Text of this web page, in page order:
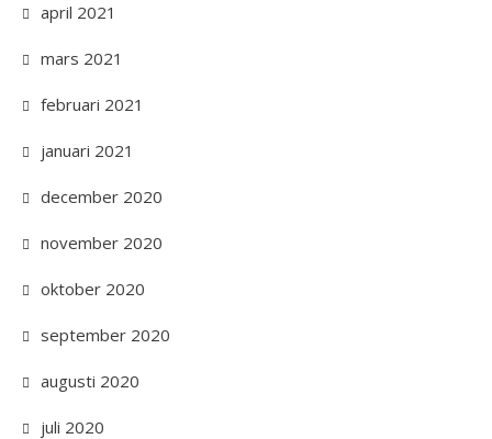
april 2021
mars 2021
februari 2021
januari 2021
december 2020
november 2020
oktober 2020
september 2020
augusti 2020
juli 2020